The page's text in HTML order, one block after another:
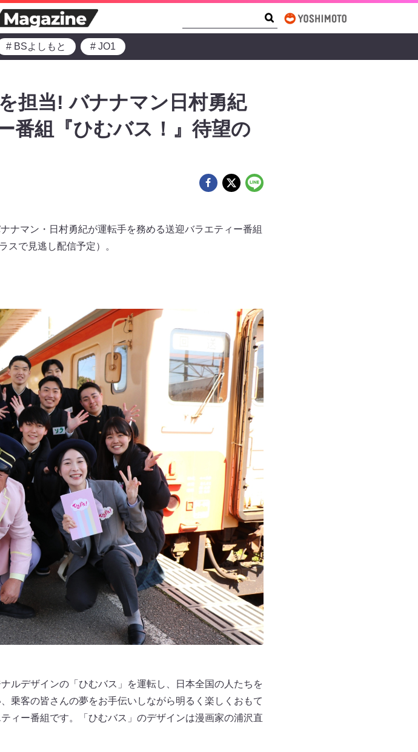
# BSよしもと # JO1
担当! バナナマン日村勇紀
番組『ひむバス！』待望の
ナマン・日村勇紀が運転手を務める送迎バラエティー番組
スで見逃し配信予定）。
ルデザインの「ひむバス」を運転し、日本全国の人たちを
乗客の皆さんの夢をお手伝いしながら明るく楽しくおもて
ィー番組です。「ひむバス」のデザインは漫画家の浦沢直